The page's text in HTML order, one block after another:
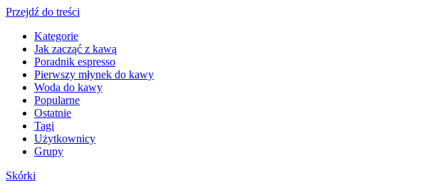
Przejdź do treści
Kategorie
Jak zacząć z kawą
Poradnik espresso
Pierwszy młynek do kawy
Woda do kawy
Popularne
Ostatnie
Tagi
Użytkownicy
Grupy
Skórki